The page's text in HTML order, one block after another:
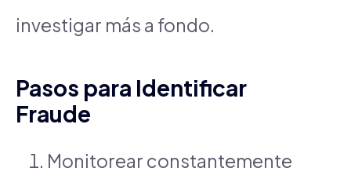
investigar más a fondo.
Pasos para Identificar
Fraude
Monitorear constantemente